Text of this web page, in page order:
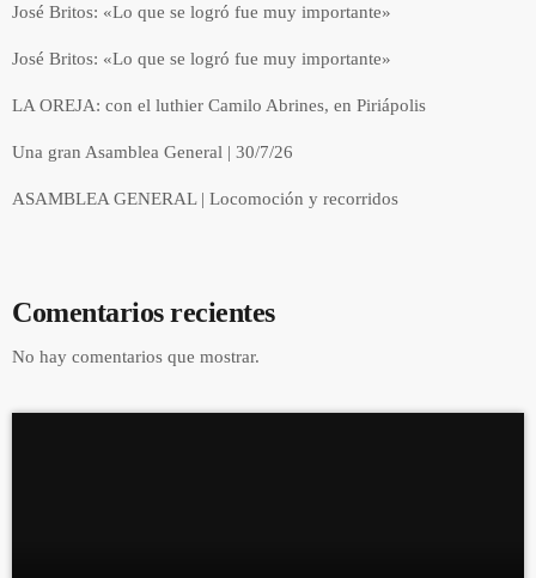
José Britos: «Lo que se logró fue muy importante»
José Britos: «Lo que se logró fue muy importante»
LA OREJA: con el luthier Camilo Abrines, en Piriápolis
Una gran Asamblea General | 30/7/26
ASAMBLEA GENERAL | Locomoción y recorridos
Comentarios recientes
No hay comentarios que mostrar.